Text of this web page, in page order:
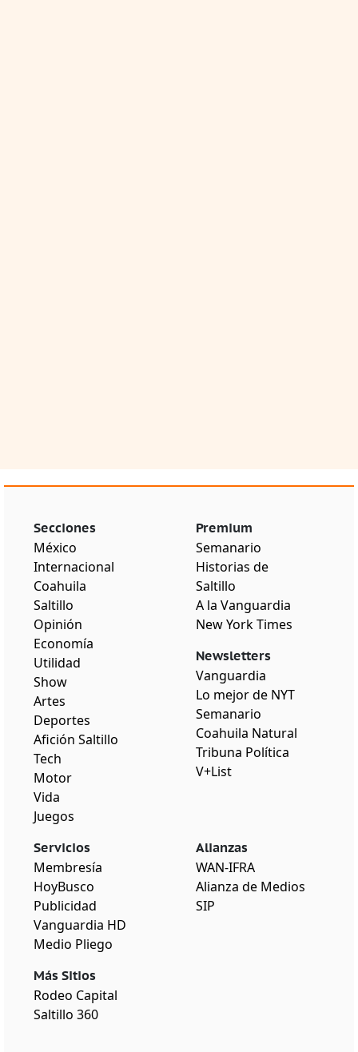
Secciones
México
Internacional
Coahuila
Saltillo
Opinión
Economía
Utilidad
Show
Artes
Deportes
Afición Saltillo
Tech
Motor
Vida
Juegos
Premium
Semanario
Historias de
Saltillo
A la Vanguardia
New York Times
Newsletters
Vanguardia
Lo mejor de NYT
Semanario
Coahuila Natural
Tribuna Política
V+List
Servicios
Membresía
HoyBusco
Publicidad
Vanguardia HD
Medio Pliego
Más Sitios
Rodeo Capital
Saltillo 360
Alianzas
WAN-IFRA
Alianza de Medios
SIP